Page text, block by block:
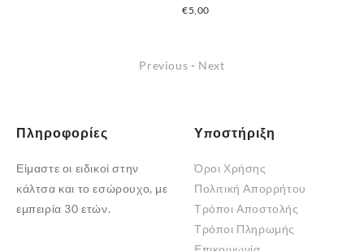
Οι
μπορούν
να
επιλεγούν
€5,00
Previous - Next
Πληροφορίες
Είμαστε οι ειδικοί στην
κάλτσα και το εσώρουχο, με
εμπειρία 30 ετών.
Υποστήριξη
Όροι Χρήσης
Πολιτική Απορρήτου
Τρόποι Αποστολής
Τρόποι Πληρωμής